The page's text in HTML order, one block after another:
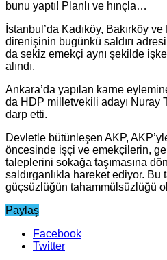
bunu yaptı! Planlı ve hınçla…
İstanbul’da Kadıköy, Bakırköy
direnişinin bugünkü saldırı adresi
da sekiz emekçi aynı şekilde
alındı.
Ankara’da yapılan karne
da HDP milletvekili adayı Nuray
darp etti.
Devletle bütünleşen AKP,
öncesinde işçi ve emekçilerin,
taleplerini sokağa taşımasına
saldırganlıkla hareket ediyor.
güçsüzlüğün tahammülsüzlüğü
Paylaş
Facebook
Twitter